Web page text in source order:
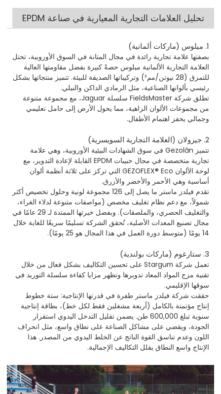
تحليل العلامات التجارية المعيارية في صناعة EPDM
1. ميلوس (ماركات ألمانية)
بصفتها علامة تجارية رائدة في مجال المتانة في السوق الأوروبية، تحتل
العلامة التجارية الألمانية ميلوس حصةً كبيرة بفضل مقاومتها العالية
للتمزق (28 نيوتن/مم²) وتركيباتها الصديقة للبيئة. تتميز منتجاتها بشكل
رئيسي بألوانها الصناعية، مثل الرمادي الداكن والنيلي.
تطلق شركة FieldsMaster سلسلة Jaguar، مع مجموعة متنوعة
من مجموعات الألوان الزاهية، مما يحول الأرض إلى حامل تعليمي
وجمالي يحفز اهتمام الأطفال.
2. جيزولان (العلامة التجارية السويسرية)
تتميز Gezolān في سوق الشهادات البيئية الأوروبية، وهي علامة
تجارية متخصصة في مجال حبيبات EPDM القابلة لإعادة التدوير، مع
لوحة الألوان GEZOFLEX® Eco التي تركز على ثلاثة أنظمة ألوان
أساسية وهي الأحمر والأخضر والأزرق.
تقدم فيلدز ماستر ما يصل إلى 126 مجموعة لونية وحلول تخصيص أكثر
شمولاً، مع دعم نظام تغليف مخصص (مواصفات متنوعة لدلاء الغراء،
والتغليف الحصري، والملصقات). وبفضل خبرتها الممتدة لـ 29 عامًا في
مجال تصنيع المعدات الأصلية، تُحقق الشركة تسليمًا سريعًا للغاية خلال
14 يومًا (متوسط دورة العمل في هذا المجال هو 25 يومًا).
3. ستارغوم (ماركات بولندية)
تعمل شركة Stargum على تحسين التكاليف بشكل فعال من خلال
تقنية مزج المواد المعاد تدويرها وتظهر مزايا كفاءة سلسلة التوريد في
سوقها الإقليمي.
حققت شركة فيلدز ماستر طفرة في قدرتها الإنتاجية: ستة خطوط
إنتاج مؤتمتة بالكامل (أربعة مشغلين فقط لكل خط)، بطاقة إنتاجية
سنوية تبلغ 600,000 طن. يضمن تقليل التدخل اليدوي استقرار
الجودة، ويقضي على مشاكل الصناعة على نطاق واسع، مثل انحراف
اللون وعدم تناسق القوة الناتج عن الخلط اليدوي من المصدر. هذا
الإنتاج واسع النطاق يقلل التكاليف الإجمالية.